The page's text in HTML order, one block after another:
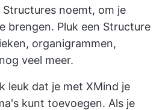
noemt, om je
brengen. Pluk een Structure
organigrammen,
veel meer.
leuk dat je met XMind je
kunt toevoegen. Als je